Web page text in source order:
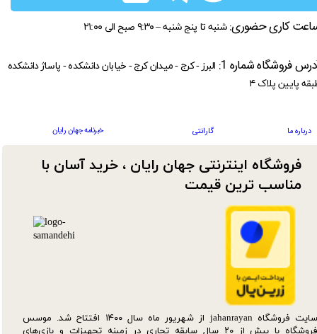
سایت فروشگاه jahanrayan از شهریور ماه سال ۱۴۰۰ افتتاح شد. موسس
فروشگاه با بیش از ۲۰ سال سابقه تجاری در زمینه تجهیزات و بازی‌های
فروشگاه اینترنتی جهان رایان ، خرید آسان با
مناسب ترین قیمت​​​​​​​
کاری حضوری: شنبه تا پنج شنبه – ۹:۳۰ صبح الی ۲۱:۰۰
درباره ما گارانتی خبرنامه جهان رایان
فروشگاه شماره 1:
البرز - کرج - میدان کرج - خیابان دانشکده - پاساژ دانشکده
پایین پلاک ۴